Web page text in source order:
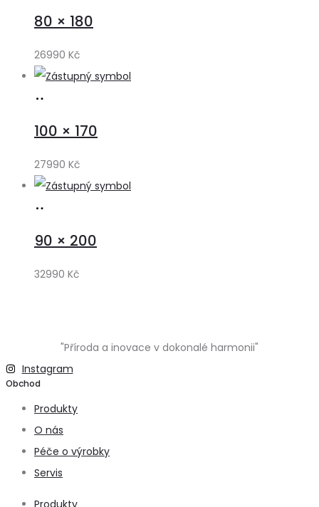
košíku
80 × 180
26990 Kč
košíku
100 × 170
27990 Kč
košíku
90 × 200
32990 Kč
"Příroda a inovace v dokonalé harmonii"
Instagram
Obchod
Produkty
O nás
Péče o výrobky
Servis
Produkty